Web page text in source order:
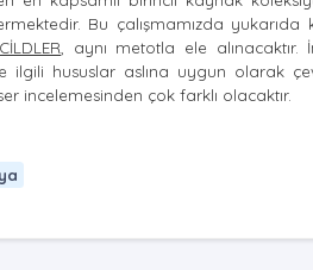
Bu çalışmamızda
CİLDLER , aynı metotla ele alınacaktır.
ilgili hususlar aslına uygun olarak
incelemesinden çok farklı olacaktır.